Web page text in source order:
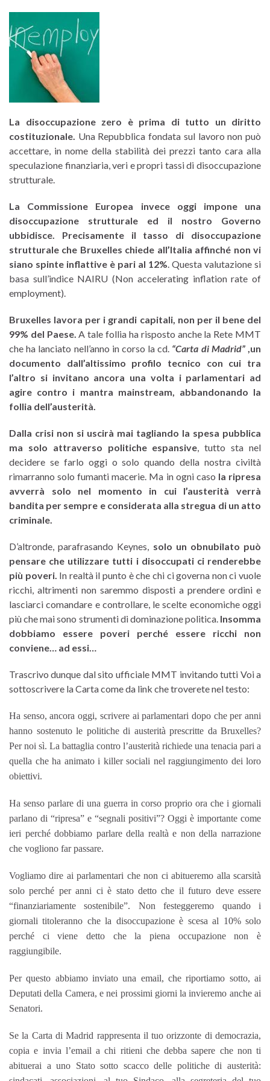
La disoccupazione zero è prima di tutto un diritto
costituzionale. Una Repubblica fondata sul lavoro non può
accettare, in nome della stabilità dei prezzi tanto cara alla
speculazione finanziaria, veri e propri tassi di disoccupazione
strutturale.
La Commissione Europea invece oggi impone una
disoccupazione strutturale ed il nostro Governo
ubbidisce. Precisamente il tasso di disoccupazione
strutturale che Bruxelles chiede all’Italia affinché non vi
siano spinte inflattive è pari al 12%. Questa valutazione si
basa sull’indice NAIRU (Non accelerating inflation rate of
employment).
Bruxelles lavora per i grandi capitali, non per il bene del
99% del Paese. A tale follia ha risposto anche la Rete MMT
che ha lanciato nell’anno in corso la cd. “Carta di Madrid”,un
documento dall’altissimo profilo tecnico con cui tra
l’altro si invitano ancora una volta i parlamentari ad
agire contro i mantra mainstream, abbandonando la
follia dell’austerità.
Dalla crisi non si uscirà mai tagliando la spesa pubblica
ma solo attraverso politiche espansive, tutto sta nel
decidere se farlo oggi o solo quando della nostra civiltà
rimarranno solo fumanti macerie. Ma in ogni caso la ripresa
avverrà solo nel momento in cui l’austerità verrà
bandita per sempre e considerata alla stregua di un atto
criminale.
D’altronde, parafrasando Keynes, solo un obnubilato può
pensare che utilizzare tutti i disoccupati ci renderebbe
più poveri. In realtà il punto è che chi ci governa non ci vuole
ricchi, altrimenti non saremmo disposti a prendere ordini e
lasciarci comandare e controllare, le scelte economiche oggi
più che mai sono strumenti di dominazione politica.Insomma
dobbiamo essere poveri perché essere ricchi non
conviene… ad essi…
Trascrivo dunque dal sito ufficiale MMT invitando tutti Voi a
sottoscrivere la Carta come da link che troverete nel testo:
Ha senso, ancora oggi, scrivere ai parlamentari dopo che per anni
hanno sostenuto le politiche di austerità prescritte da Bruxelles?
Per noi sì. La battaglia contro l’austerità richiede una tenacia pari a
quella che ha animato i killer sociali nel raggiungimento dei loro
obiettivi.
Ha senso parlare di una guerra in corso proprio ora che i giornali
parlano di “ripresa” e “segnali positivi”? Oggi è importante come
ieri perché dobbiamo parlare della realtà e non della narrazione
che vogliono far passare.
Vogliamo dire ai parlamentari che non ci abitueremo alla scarsità
solo perché per anni ci è stato detto che il futuro deve essere
“finanziariamente sostenibile”. Non festeggeremo quando i
giornali titoleranno che la disoccupazione è scesa al 10% solo
perché ci viene detto che la piena occupazione non è
raggiungibile.
Per questo abbiamo inviato una email, che riportiamo sotto, ai
Deputati della Camera, e nei prossimi giorni la invieremo anche ai
Senatori.
Se la Carta di Madrid rappresenta il tuo orizzonte di democrazia,
copia e invia l’email a chi ritieni che debba sapere che non ti
abituerai a uno Stato sotto scacco delle politiche di austerità: